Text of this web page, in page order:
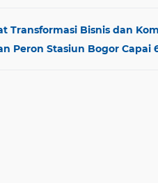
Transformasi Bisnis dan
Peron Stasiun Bogor Capai